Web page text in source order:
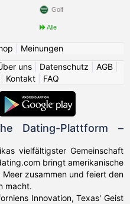
Golf
Alle
Meinungen
uns Datenschutz AGB
Kontakt FAQ
Dating-Plattform –
vielfältigster Gemeinschaft
bringt amerikanische
zusammen und feiert den
macht.
Innovation, Texas' Geist